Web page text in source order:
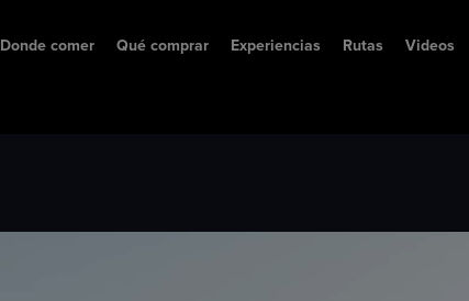
Donde comer Qué comprar Experiencias Rutas Videos